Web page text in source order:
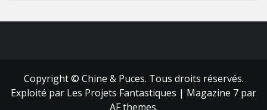
Copyright © Chine & Puces. Tous droits réservés.
Exploité par Les Projets Fantastiques | Magazine 7 par
AF themes.